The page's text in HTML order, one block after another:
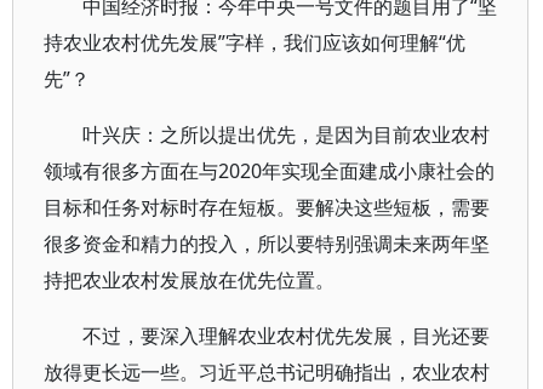
中国经济时报：今年中央一号文件的题目用了“坚
持农业农村优先发展”字样，我们应该如何理解“优
先”？
叶兴庆：之所以提出优先，是因为目前农业农村
领域有很多方面在与2020年实现全面建成小康社会的
目标和任务对标时存在短板。要解决这些短板，需要
很多资金和精力的投入，所以要特别强调未来两年坚
持把农业农村发展放在优先位置。
不过，要深入理解农业农村优先发展，目光还要
放得更长远一些。习近平总书记明确指出，农业农村